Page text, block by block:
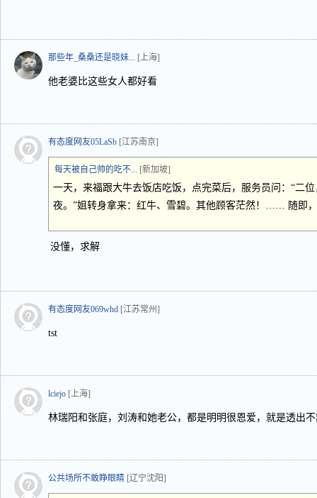
那些年_桑桑还是晓妹... [上海]
他老婆比这些女人都好看
有态度网友05LaSb [江苏南京]
每天被自己帅的吃不... [新加坡]
一天，来福跟大牛去饭店吃饭，点完菜后，服务员问：“二
夜。”姐转身拿来：红牛、雪碧。其他顾客茫然！…… 随即
没懂，求解
有态度网友069whd [江苏常州]
tst
lciejo [上海]
林瑞阳和张庭，刘涛和她老公，都是明明很恩爱，就是透出
公共场所不敢睁眼睛 [辽宁沈阳]